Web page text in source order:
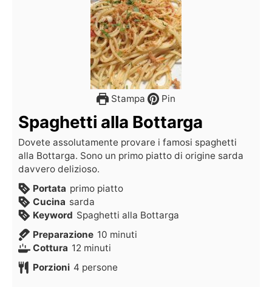
Stampa Pin
Spaghetti alla Bottarga
Dovete assolutamente provare i famosi spaghetti
alla Bottarga. Sono un primo piatto di origine sarda
davvero delizioso.
Portata primo piatto
Cucina sarda
Keyword Spaghetti alla Bottarga
Preparazione 10 minuti
Cottura 12 minuti
Porzioni 4 persone